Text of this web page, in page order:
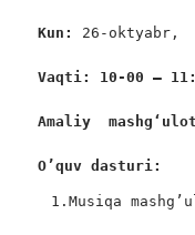
Kun: 26-oktyabr,
Vaqti: 10-00 –
Amaliy
O’quv dasturi:
1.Musiqa